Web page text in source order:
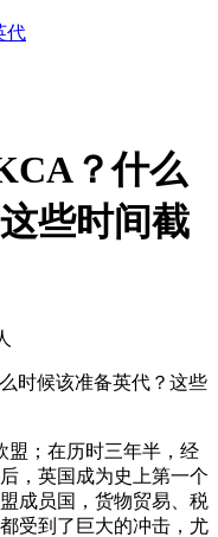
代
？什么
些时间截
时候该准备英代？这些
盟；在历时三年半，经
，英国成为史上第一个
成员国，货物贸易、税
受到了巨大的冲击，尤